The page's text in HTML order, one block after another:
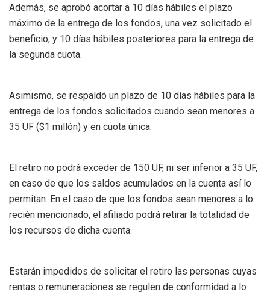
Además, se aprobó acortar a 10 días hábiles el plazo
máximo de la entrega de los fondos, una vez solicitado el
beneficio, y 10 días hábiles posteriores para la entrega de
la segunda cuota.
Asimismo, se respaldó un plazo de 10 días hábiles para la
entrega de los fondos solicitados cuando sean menores a
35 UF ($1 millón) y en cuota única.
El retiro no podrá exceder de 150 UF, ni ser inferior a 35 UF,
en caso de que los saldos acumulados en la cuenta así lo
permitan. En el caso de que los fondos sean menores a lo
recién mencionado, el afiliado podrá retirar la totalidad de
los recursos de dicha cuenta.
Estarán impedidos de solicitar el retiro las personas cuyas
rentas o remuneraciones se regulen de conformidad a lo